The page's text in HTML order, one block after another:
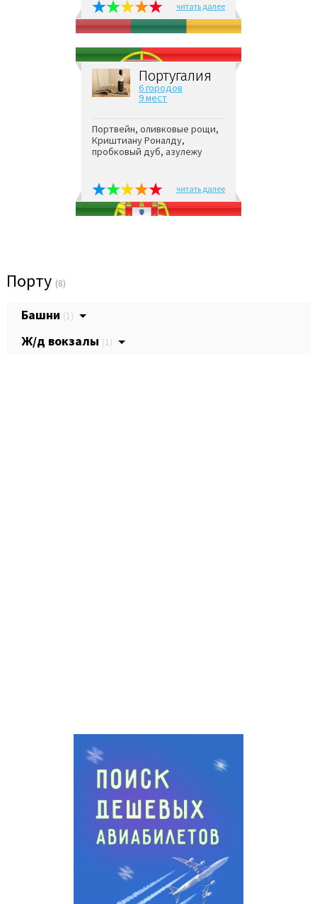
читать далее
Португалия
6 городов
9 мест
Портвейн, оливковые рощи,
Криштиану Роналду,
пробковый дуб, азулежу
читать далее
Порту (8)
Башни (1)
Ж/д вокзалы (1)